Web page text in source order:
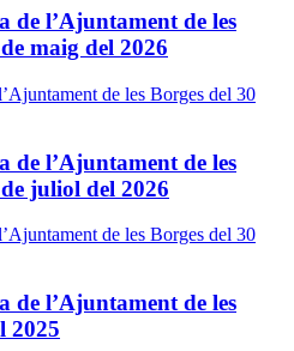
de l’Ajuntament de les
maig del 2026
de l’Ajuntament de les
juliol del 2026
de l’Ajuntament de les
2025